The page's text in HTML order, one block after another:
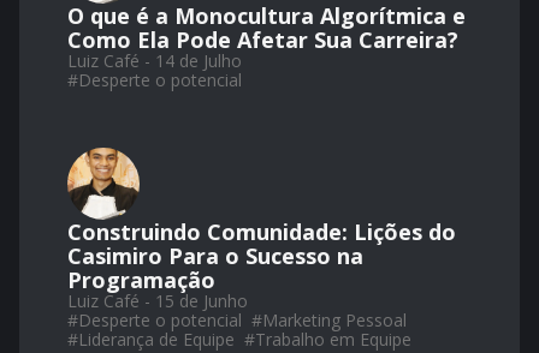
O que é a Monocultura Algorítmica e
Como Ela Pode Afetar Sua Carreira?
Luiz Café - 14 de Julho
#Desperte o potencial
Construindo Comunidade: Lições do
Casimiro Para o Sucesso na
Programação
Luiz Café - 15 de Junho
#Desperte o potencial #Marketing Pessoal
#Liderança de Equipe #Trabalho em Equipe